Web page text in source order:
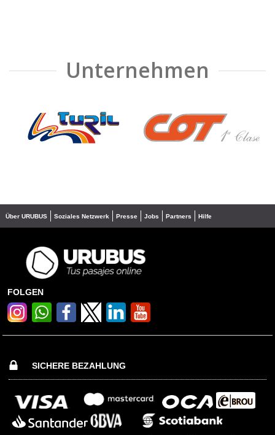
Unternehmen
❮ ❯
Über URUBUS Soziales Netzwerk Presse Jobs Partners Hilfe
FOLGEN
SICHERE BEZAHLUNG